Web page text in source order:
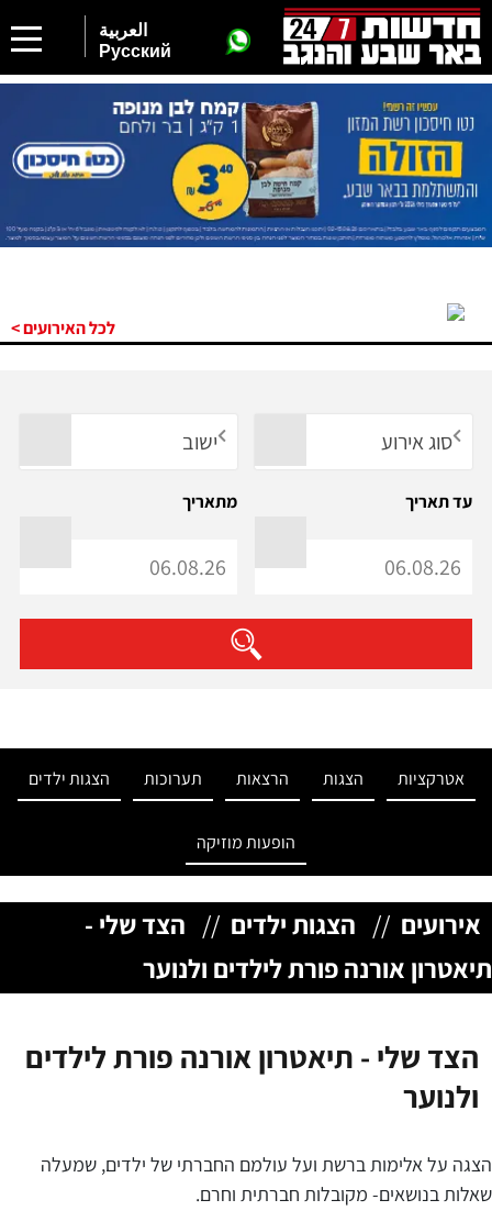
العربية
Русский
לכל האירועים >
ישוב סוג אירוע
מתאריך עד תאריך
אטרקציות הצגות הרצאות תערוכות הצגות ילדים
הופעות מוזיקה
אירועים // הצגות ילדים // הצד שלי -
תיאטרון אורנה פורת לילדים ולנוער
הצד שלי - תיאטרון אורנה פורת לילדים
ולנוער
הצגה על אלימות ברשת ועל עולמם החברתי של ילדים, שמעלה
שאלות בנושאים- מקובלות חברתית וחרם.